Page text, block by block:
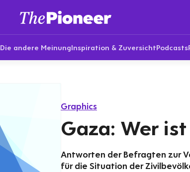
Die andere MeinungInspiration & ZuversichtPodcasts
Graphics
Gaza: Wer
Antworten der Befragten zur
für die Situation der